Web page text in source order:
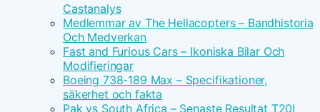
Castanalys
Medlemmar av The Hellacopters – Bandhistoria
Och Medverkan
Fast and Furious Cars – Ikoniska Bilar Och
Modifieringar
Boeing 738-189 Max – Specifikationer,
säkerhet och fakta
Pak vs South Africa – Senaste Resultat T20I